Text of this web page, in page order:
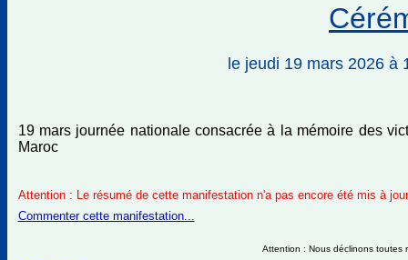
le jeudi 19 mars 2026 à
19 mars journée nationale consacrée à la mémoire des
Maroc
Attention : Le résumé de cette manifestation n'a pas encore été mis à
Commenter cette manifestation...
Attention : Nous déclinons toutes